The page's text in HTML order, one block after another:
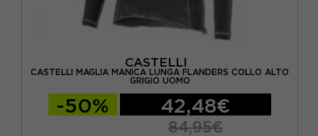
CASTELLI
CASTELLI MAGLIA MANICA LUNGA FLANDERS COLLO ALTO
GRIGIO UOMO
-50% 42,48€
84,95€